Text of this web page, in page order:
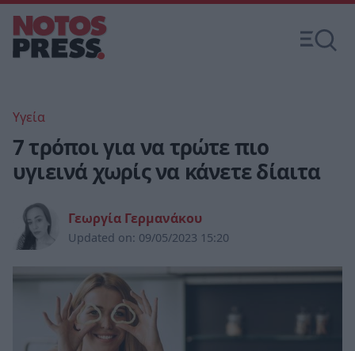
Υγεία
7 τρόποι για να τρώτε πιο
υγιεινά χωρίς να κάνετε δίαιτα
Γεωργία Γερμανάκου
Updated on: 09/05/2023 15:20